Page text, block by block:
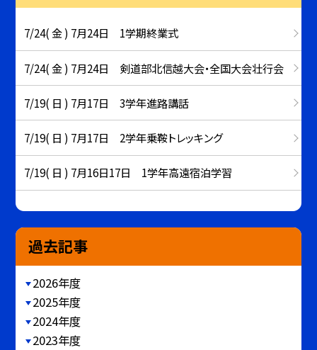
7/24( 金 ) 7月24日 1学期終業式
7/24( 金 ) 7月24日 剣道部北信越大会・全国大会壮行会
7/19( 日 ) 7月17日 3学年進路講話
7/19( 日 ) 7月17日 2学年乗鞍トレッキング
7/19( 日 ) 7月16日17日 1学年高遠宿泊学習
過去記事
2026年度
2025年度
2024年度
2023年度